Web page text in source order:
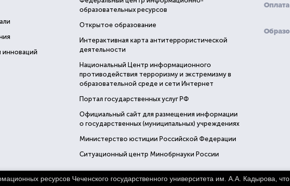
инноваций
образовательных ресурсов
Открытое образование
Интерактивная карта антитеррористической
деятельности
Национальный Центр информационного
противодействия терроризму и экстремизму в
образовательной среде и сети Интернет
Портал государственных услуг РФ
Официальный сайт для размещения информации
о государственных (муниципальных) учреждениях
Министерство юстиции Российской Федерации
Ситуационный центр Минобрнауки России
ресурсов Чеченского государственного университета им. А.А. Кадырова,